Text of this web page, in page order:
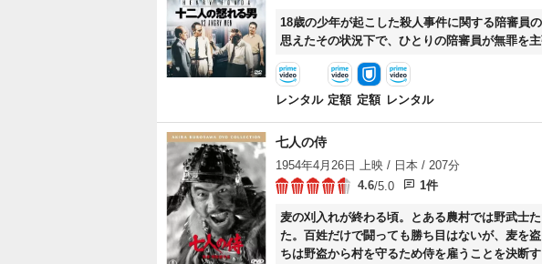
18歳の少年が起こした殺人事件に関する陪審員
思えたその状況下で、ひとりの陪審員が無罪を
レンタル 定額 定額 レンタル
七人の侍
1954年4月26日 上映 / 日本 / 207分
4.6/5.0 1件
麦の刈入れが終わる頃。とある農村では野武士
た。百姓だけで闘っても勝ち目はないが、麦を
ちは野盗から村を守るため侍を雇うことを決断